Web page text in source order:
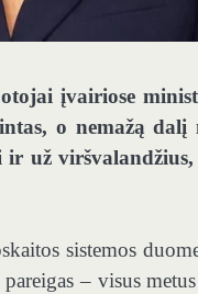
įvairiose
o nemažą
už
sistemos
– visus